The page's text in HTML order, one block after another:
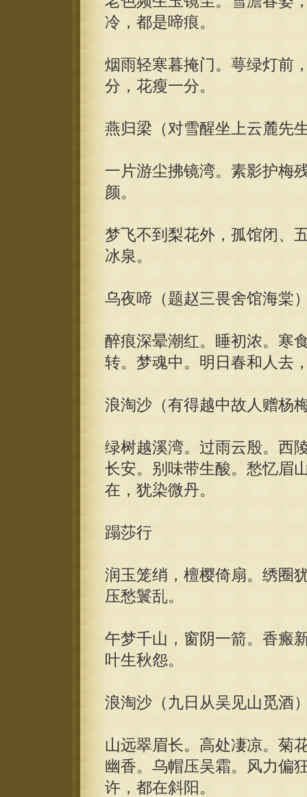
冷，都是啼痕。
烟雨轻寒暮掩门。萼绿灯前
分，花瘦一分。
燕归梁（对雪醒坐上云麓先
一片游尘拂镜湾。素影护梅
颜。
梦飞不到梨花外，孤馆闭、
冰泉。
乌夜啼（题赵三畏舍馆海棠
醉痕深晕潮红。睡初浓。寒
转。梦魂中。明日春和人去
浪淘沙（有得越中故人赠杨
绿树越溪湾。过雨云殷。西
长安。别味带生酸。愁忆眉
在，犹染微丹。
蹋莎行
润玉笼绡，檀樱倚扇。绣圈
压愁鬟乱。
午梦千山，窗阴一箭。香瘢
叶生秋怨。
浪淘沙（九日从吴见山觅酒
山远翠眉长。高处凄凉。菊
幽香。乌帽压吴霜。风力偏
许，都在斜阳。